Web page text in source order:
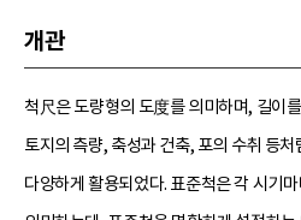
개관
척尺은 도량형의 도度를 의미하며, 길이
토지의 측량, 축성과 건축, 포의 수취 등
다양하게 활용되었다. 표준척은 각 시기